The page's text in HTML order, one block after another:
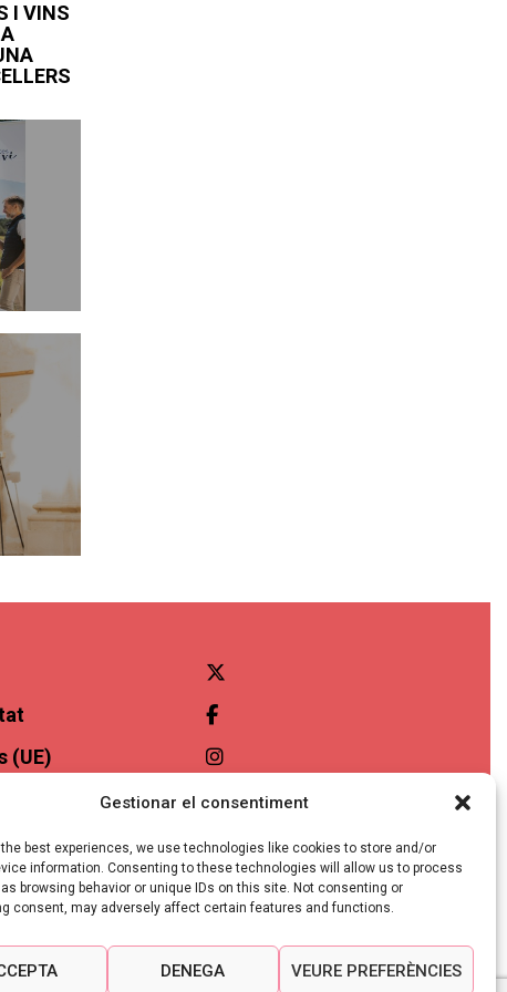
Gestionar el consentiment
the best experiences, we use technologies like cookies to store and/or
information. Consenting to these technologies will allow us to process
browsing behavior or unique IDs on this site. Not consenting or
consent, may adversely affect certain features and functions.
DENEGA VEURE PREFERÈNCIES
I VINS
(UE)